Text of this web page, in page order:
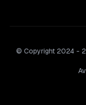
© Copyright 2024 -